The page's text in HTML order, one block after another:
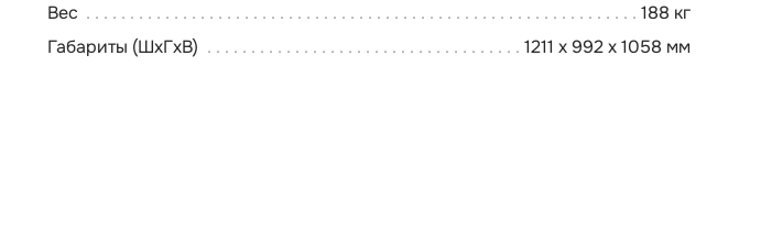
Вес
188 кг
Габариты (ШхГхВ)
1211 x 992 x 1058 мм